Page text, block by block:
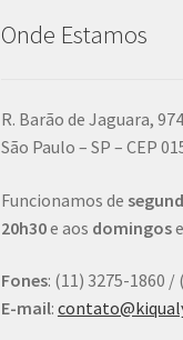
Onde Estamos
R. Barão de Jaguara,
São Paulo – SP – CEP
Funcionamos de
20h30e aos domingose
Fones: (11) 3275-1860 /
E-mail: